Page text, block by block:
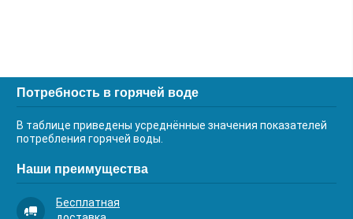
Потребность в горячей воде
В таблице приведены усреднённые значения показателей
потребления горячей воды.
Наши преимущества
Бесплатная